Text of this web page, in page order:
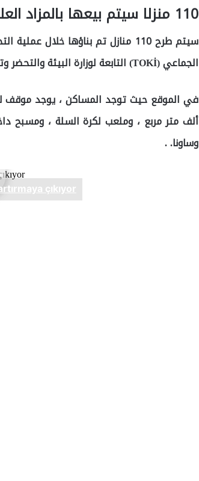
110 منزلا سيتم بيعها بالمزاد العلني
سيتم طرح 110 منازل تم بناؤها
الجماعي (TOKİ) التابعة لوزارة البيئة والتحضر وتغير المناخ للمزاد في 02-03 أغسطس / أب 2022.
ألف متر مربع ، وملعب لكرة السلة ، ومسبح
وساونا. .